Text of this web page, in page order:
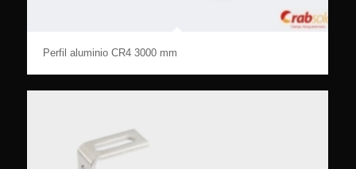
Perfil aluminio CR4 3000 mm